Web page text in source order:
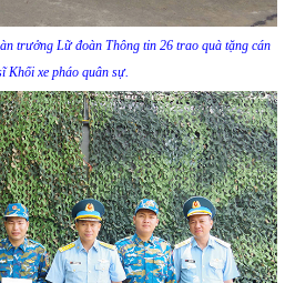
trưởng Lữ đoàn Thông tin 26 trao quà tặng cán
Khối xe pháo quân sự.